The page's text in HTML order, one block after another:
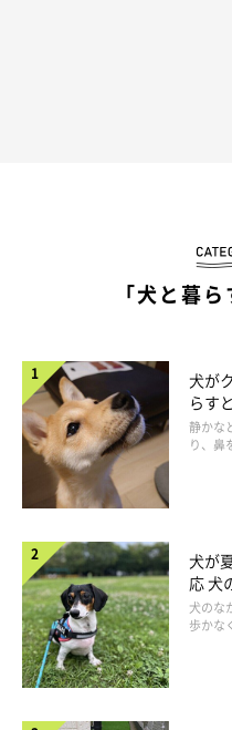
まずは、犬用歯磨きペースト
さんの指先に少量のせます。
て、興味をもたせましょう。
「犬と暮
犬が
らす
静かな
り、鼻
犬が
応 犬
犬のな
歩かな